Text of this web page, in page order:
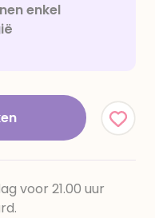
enkel
voor 21.00 uur